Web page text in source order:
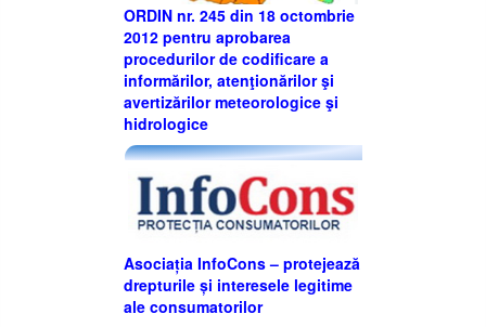
ORDIN nr. 245 din 18 octombrie
2012 pentru aprobarea
procedurilor de codificare a
informărilor, atenţionărilor şi
avertizărilor meteorologice şi
hidrologice
Asociația InfoCons – protejează
drepturile și interesele legitime
ale consumatorilor